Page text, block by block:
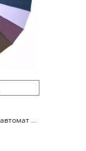
Зонт женский 917 Meddo трость автомат 24 спицы радуга light